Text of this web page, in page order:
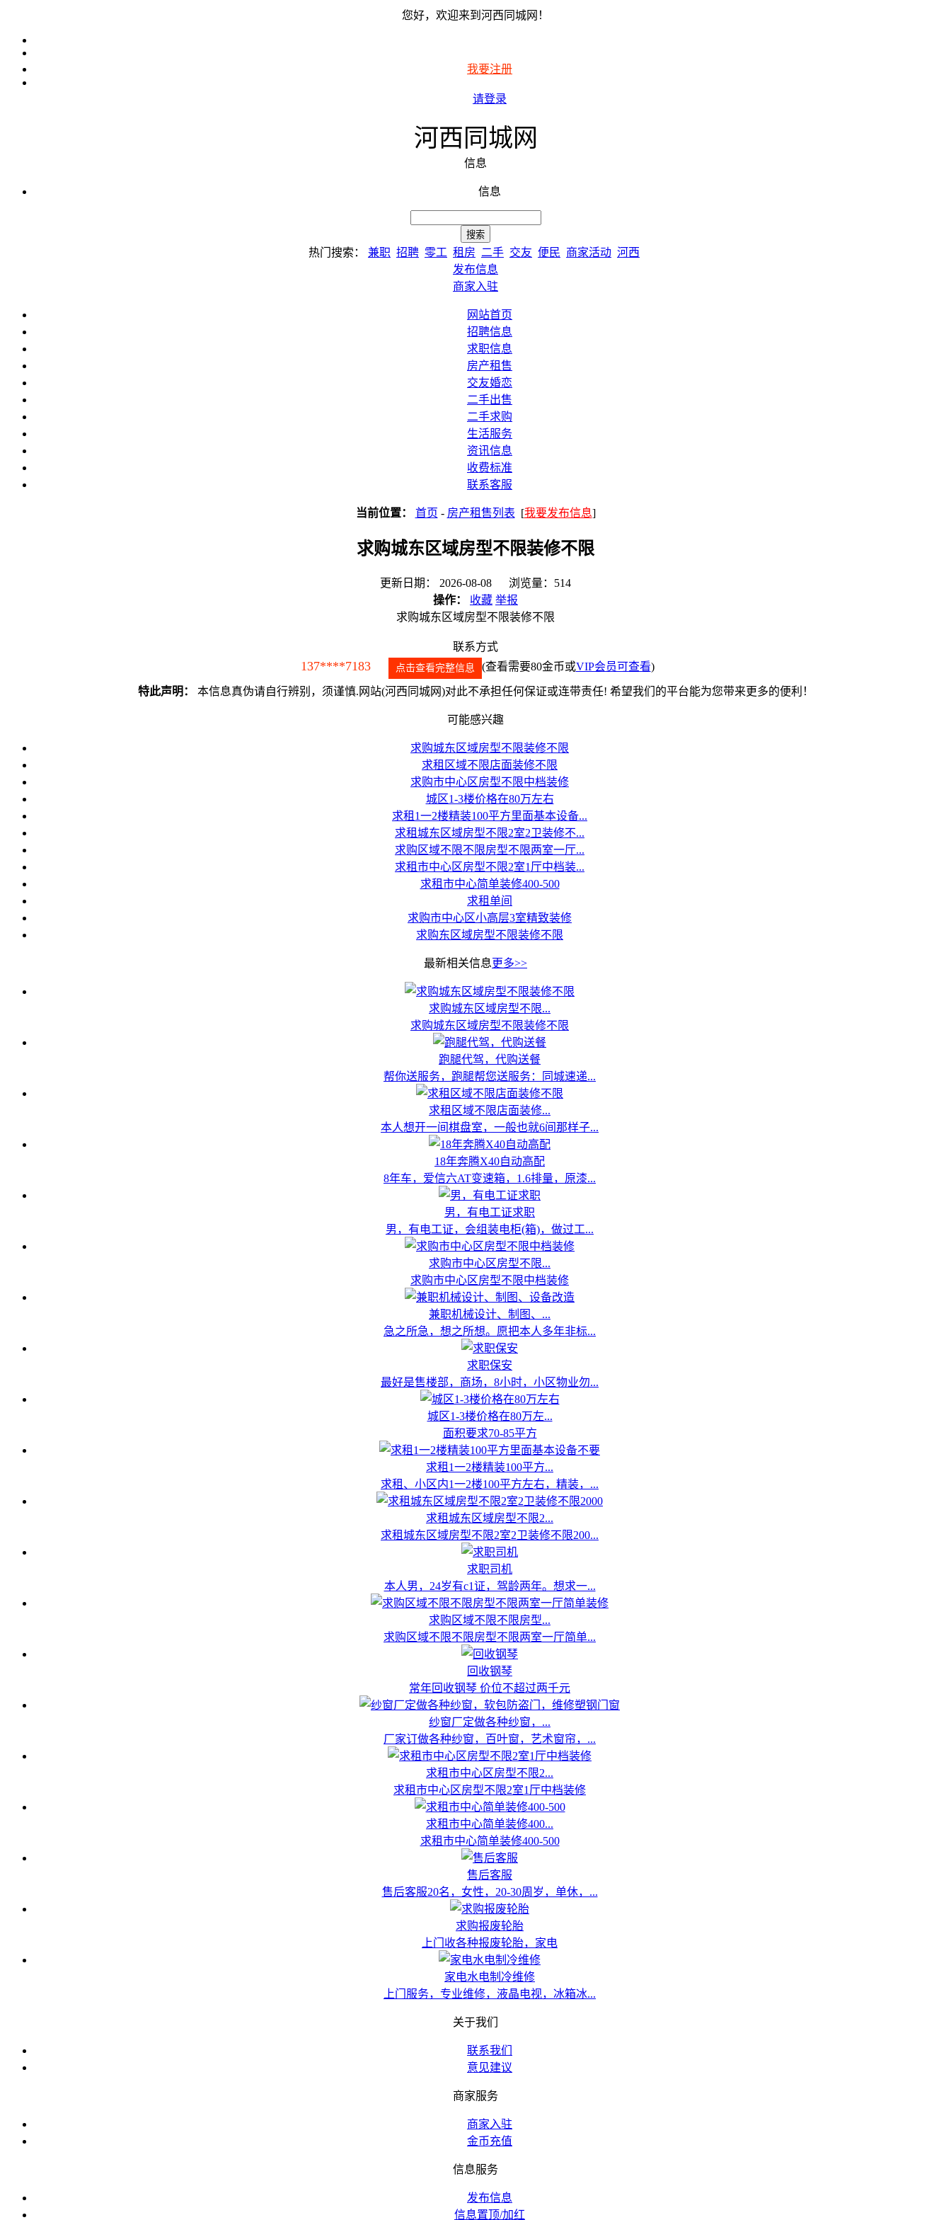
您好，欢迎来到河西同城网！
我要注册
请登录
河西同城网
信息
信息
热门搜索： 兼职 招聘 零工 租房 二手 交友 便民 商家活动 河西
发布信息
商家入驻
网站首页
招聘信息
求职信息
房产租售
交友婚恋
二手出售
二手求购
生活服务
资讯信息
收费标准
联系客服
当前位置： 首页 - 房产租售列表 [我要发布信息]
求购城东区域房型不限装修不限
更新日期： 2026-08-08 浏览量：514
操作：
收藏 举报
求购城东区域房型不限装修不限
联系方式
137****7183 点击查看完整信息 (查看需要80金币或VIP会员可查看)
特此声明： 本信息真伪请自行辨别，须谨慎.网站(河西同城网)对此不承担任何保证或连带责任! 希望我们的平台能为您带来更多的便利！
可能感兴趣
求购城东区域房型不限装修不限
求租区域不限店面装修不限
求购市中心区房型不限中档装修
城区1-3楼价格在80万左右
求租1一2楼精装100平方里面基本设备...
求租城东区域房型不限2室2卫装修不...
求购区域不限不限房型不限两室一厅...
求租市中心区房型不限2室1厅中档装...
求租市中心简单装修400-500
求租单间
求购市中心区小高层3室精致装修
求购东区域房型不限装修不限
最新相关信息更多>>
求购城东区域房型不限...
求购城东区域房型不限装修不限
跑腿代驾，代购送餐
帮你送服务，跑腿帮您送服务：同城速递...
求租区域不限店面装修...
本人想开一间棋盘室，一般也就6间那样子...
18年奔腾X40自动高配
8年车，爱信六AT变速箱，1.6排量，原漆...
男，有电工证求职
男，有电工证，会组装电柜(箱)，做过工...
求购市中心区房型不限...
求购市中心区房型不限中档装修
兼职机械设计、制图、...
急之所急，想之所想。愿把本人多年非标...
求职保安
最好是售楼部，商场，8小时，小区物业勿...
城区1-3楼价格在80万左...
面积要求70-85平方
求租1一2楼精装100平方...
求租、小区内1一2楼100平方左右，精装，...
求租城东区域房型不限2...
求租城东区域房型不限2室2卫装修不限200...
求职司机
本人男，24岁有c1证，驾龄两年。想求一...
求购区域不限不限房型...
求购区域不限不限房型不限两室一厅简单...
回收钢琴
常年回收钢琴 价位不超过两千元
纱窗厂定做各种纱窗，...
厂家订做各种纱窗，百叶窗，艺术窗帘，...
求租市中心区房型不限2...
求租市中心区房型不限2室1厅中档装修
求租市中心简单装修400...
求租市中心简单装修400-500
售后客服
售后客服20名，女性，20-30周岁，单休，...
求购报废轮胎
上门收各种报废轮胎，家电
家电水电制冷维修
上门服务，专业维修，液晶电视，冰箱冰...
关于我们
联系我们
意见建议
商家服务
商家入驻
金币充值
信息服务
发布信息
信息置顶/加红